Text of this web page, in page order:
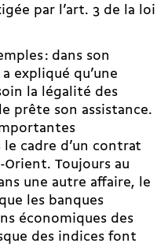
par l’art. 3 de la loi
: dans son
expliqué qu’une
la légalité des
prête son assistance.
le cadre d’un contrat
Toujours au
une autre affaire, le
les banques
économiques des
des indices font